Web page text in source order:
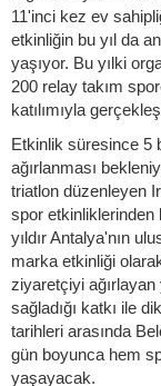
11'inci kez ev
etkinliğin bu yıl da
yaşıyor. Bu yılki
200 relay takım
katılımıyla
Etkinlik süresince 5
ağırlanması
triatlon düzenleyen
spor etkinliklerinden
yıldır Antalya'nın
marka etkinliği
ziyaretçiyi
sağladığı katkı ile
tarihleri arasında
gün boyunca hem
yaşayacak.